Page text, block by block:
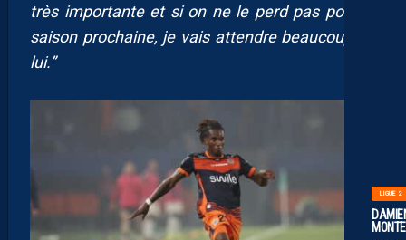
LIGUE 2
très importante et si on ne le perd pas pour la
saison prochaine, je vais attendre beaucoup de
lui.”